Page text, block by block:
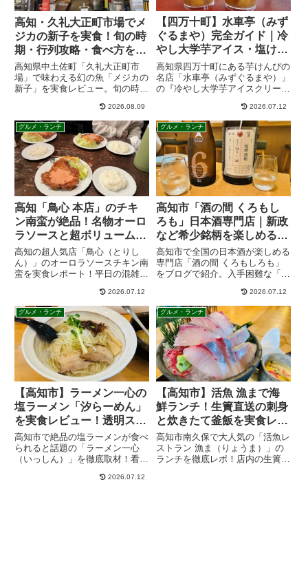
高知・久礼大正町市場でメ
ジカの新子を実食！旬の時
期・行列攻略・食べ方を徹
底ガイド
高知県中土佐町「久礼大正町市
場」で味わえる幻の魚「メジカの
新子」を実食レビュー。旬の時期
で味わう食べ方、混雑状況、アク
セス、駐車場まで実体験をもとに
詳しく紹介します。
2026.08.09
【四万十町】水車亭（みず
ぐるまや）完全ガイド｜冷
やし大学芋アイス・塩けん
ぴ・お土産を紹介
高知県四万十町にある芋けんぴの
名店「水車亭（みずぐるまや）」
の『冷やし大学芋アイスクリーム
甘い大学芋とアイスの相性は抜
群。店舗アクセスや、人気の塩け
んぴ・お土産情報、南国製菓との
違いについても詳しく解説しま
す。
2026.07.12
グルメ・ランチ
高知「鳥心 本店」のチキ
ン南蛮が絶品！名物オーロ
ラソースと超ボリューム定
食を実食レポ
高知の超人気店「鳥心（とりし
ん）」のオーロラソースチキン南
蛮を実食レポート！平日の混雑状
パネルシステム、ライス（小でも
満腹）のサイズ選びの注意点を徹
底解説。行列を回避できる大人気
のテイクアウト（お弁当）の電話
予約番号やアクセス・駐車場情報
も網羅。ガッツリ食べたい方必見
です！
2026.07.12
グルメ・ランチ
高知市「酒の間 くろもし
ろも」日本酒専門店｜新政
など希少銘柄を楽しめる昼
飲み人気店を実食レポ
高知市で全国の日本酒が楽しめる
専門店「酒の間 くろもしろも」
をブログで紹介。入手困難な「新
ュー、店内の雰囲気、おつまみメ
ニューまで詳しく解説します。土
日祝は15時から昼飲みOK！高知
観光や日本酒好き必見の一軒で
す。
2026.07.12
グルメ・ランチ
【高知市】ラーメン一心の
塩ラーメン「汐らーめん」
を実食レビュー！透明スー
プが絶品の人気店
高知市で絶品の塩ラーメンが食べ
られると話題の「ラーメン一心
（いっしん）」を徹底取材！看板
ーメンから、おすすめトッピン
2026.07.12
グルメ・ランチ
【高知市】活魚 漁まで海
鮮ランチ！生簀直送の刺身
と炊きたて釜飯を実食レビ
ュー
高知市南久保で大人気の「活魚レ
ストラン 漁ま（りょうま）」の
ランチを徹底レポ！店内の生簀か